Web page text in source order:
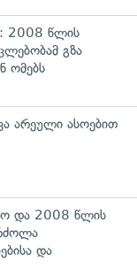
2008 წლის
გზა
ომებს
არეული ასოებით
და 2008 წლის
და